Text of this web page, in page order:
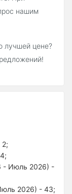
нашим
лучшей цене?
- Июль 2026) -
2026) - 43;